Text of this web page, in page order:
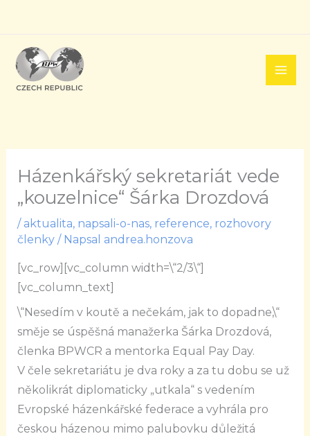
obsah
Házenkářský sekretariát vede
„kouzelnice“ Šárka Drozdová
/ aktualita, napsali-o-nas, reference, rozhovory
členky/ Napsal andrea.honzova
[vc_row][vc_column width=\“2/3\“]
[vc_column_text]
\“Nesedím v koutě a nečekám, jak to dopadne,\“
směje se úspěšná manažerka Šárka Drozdová,
členka BPWCR a mentorka Equal Pay Day.
V čele sekretariátu je dva roky a za tu dobu se už
několikrát diplomaticky „utkala“ s vedením
Evropské házenkářské federace a vyhrála pro
českou házenou mimo palubovku důležitá